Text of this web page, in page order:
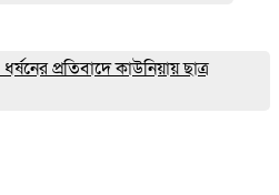
প্রতিবাদে কাউনিয়ায় ছাত্র